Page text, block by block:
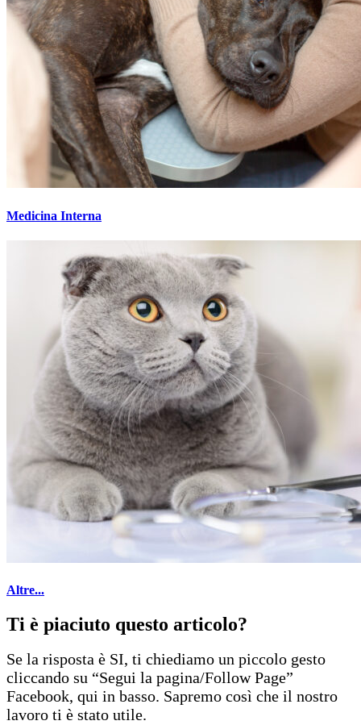
Medicina Interna
Altre...
Ti è piaciuto questo articolo?
Se la risposta è SI, ti chiediamo un piccolo gesto
cliccando su “Segui la pagina/Follow Page”
Facebook, qui in basso. Sapremo così che il nostro
lavoro ti è stato utile.